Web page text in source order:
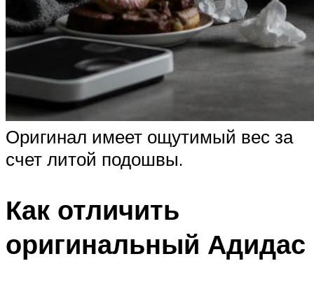
Оригинал имеет ощутимый вес за
счет литой подошвы.
Как отличить
оригинальный Адидас